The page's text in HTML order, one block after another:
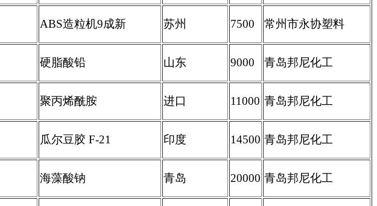
ABS造粒机9成新 苏州 7500 常州市永协塑料
硬脂酸铅 山东 9000 青岛邦尼化工
聚丙烯酰胺 进口 11000 青岛邦尼化工
瓜尔豆胶 F-21 印度 14500 青岛邦尼化工
海藻酸钠 青岛 20000 青岛邦尼化工